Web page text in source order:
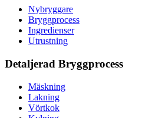
Nybryggare
Bryggprocess
Ingredienser
Utrustning
Detaljerad Bryggprocess
Mäskning
Lakning
Vörtkok